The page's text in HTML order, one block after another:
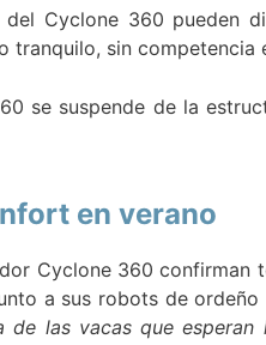
Cyclone 360 pueden
tranquilo, sin
se suspende de la
en verano
Cyclone 360 confirman
a sus robots de
de las vacas que